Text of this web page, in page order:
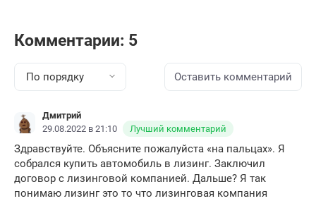
Комментарии: 5
По порядку Оставить комментарий
Дмитрий
29.08.2022 в 21:10
Лучший комментарий
Здравствуйте. Объясните пожалуйста «на пальцах». Я
собрался купить автомобиль в лизинг. Заключил
договор с лизинговой компанией. Дальше? Я так
понимаю лизинг это то что лизинговая компания